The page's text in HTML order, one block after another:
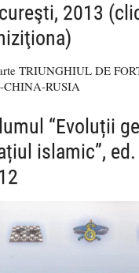
2013
“Evoluții
islamic”, ed.